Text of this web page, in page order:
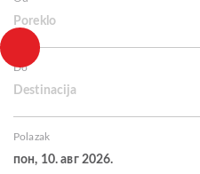
Poreklo
Do
Destinacija
Polazak
пон, 10. авг 2026.